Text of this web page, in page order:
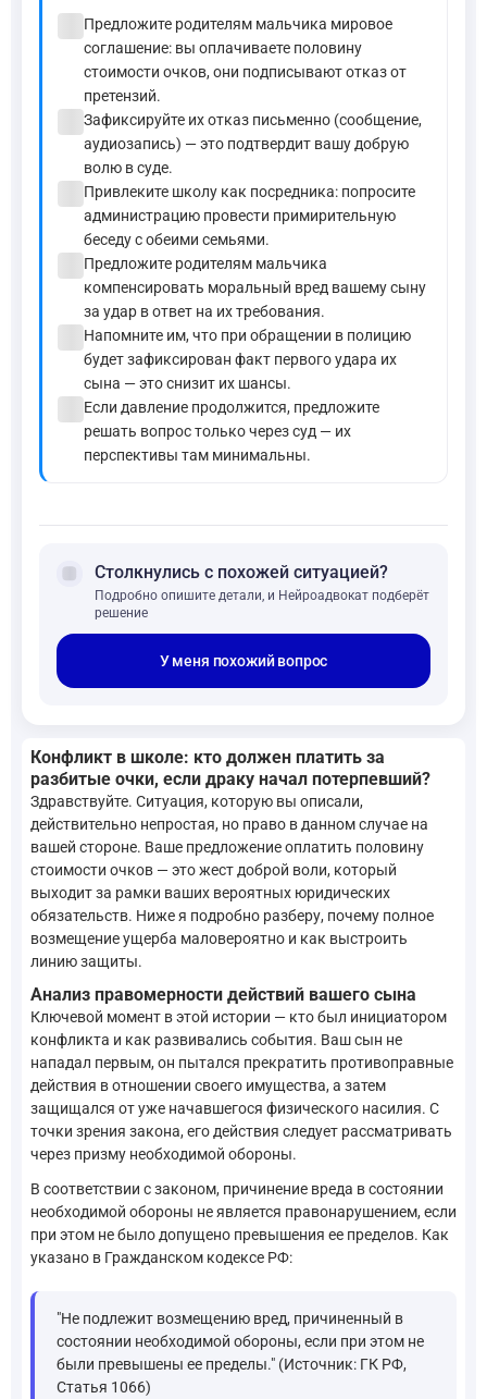
Предложите родителям мальчика мировое
соглашение: вы оплачиваете половину
стоимости очков, они подписывают отказ от
претензий.
Зафиксируйте их отказ письменно (сообщение,
аудиозапись) — это подтвердит вашу добрую
волю в суде.
Привлеките школу как посредника: попросите
администрацию провести примирительную
беседу с обеими семьями.
Предложите родителям мальчика
компенсировать моральный вред вашему сыну
за удар в ответ на их требования.
Напомните им, что при обращении в полицию
будет зафиксирован факт первого удара их
сына — это снизит их шансы.
Если давление продолжится, предложите
решать вопрос только через суд — их
перспективы там минимальны.
forum Столкнулись с похожей ситуацией?
Подробно опишите детали, и Нейроадвокат подберёт
решение
У меня похожий вопрос
Конфликт в школе: кто должен платить за
разбитые очки, если драку начал потерпевший?
Здравствуйте. Ситуация, которую вы описали,
действительно непростая, но право в данном случае на
вашей стороне. Ваше предложение оплатить половину
стоимости очков — это жест доброй воли, который
выходит за рамки ваших вероятных юридических
обязательств. Ниже я подробно разберу, почему полное
возмещение ущерба маловероятно и как выстроить
линию защиты.
Анализ правомерности действий вашего сына
Ключевой момент в этой истории — кто был инициатором
конфликта и как развивались события. Ваш сын не
нападал первым, он пытался прекратить противоправные
действия в отношении своего имущества, а затем
защищался от уже начавшегося физического насилия. С
точки зрения закона, его действия следует рассматривать
через призму необходимой обороны.
В соответствии с законом, причинение вреда в состоянии
необходимой обороны не является правонарушением, если
при этом не было допущено превышения ее пределов. Как
указано в Гражданском кодексе РФ:
"Не подлежит возмещению вред, причиненный в
состоянии необходимой обороны, если при этом не
были превышены ее пределы." (Источник: ГК РФ,
Статья 1066)